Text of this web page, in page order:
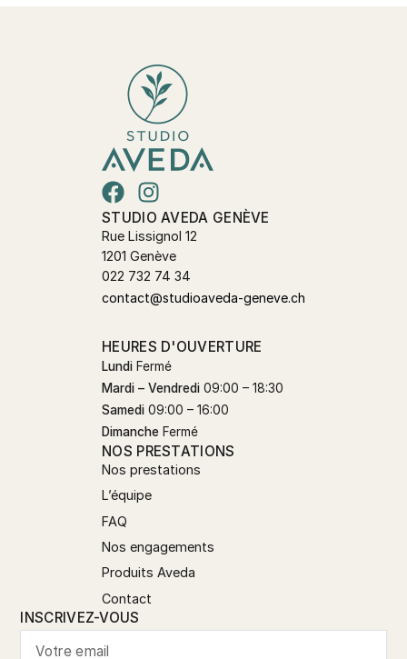
STUDIO AVEDA GENÈVE
Rue Lissignol 12
1201 Genève
022 732 74 34
contact@studioaveda-geneve.ch
HEURES D'OUVERTURE
Lundi Fermé
Mardi – Vendredi 09:00 – 18:30
Samedi 09:00 – 16:00
Dimanche Fermé
NOS PRESTATIONS
Nos prestations
L’équipe
FAQ
Nos engagements
Produits Aveda
Contact
INSCRIVEZ-VOUS